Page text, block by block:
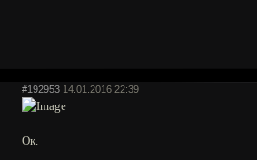
#192953 14.01.2016 22:39
Ок.